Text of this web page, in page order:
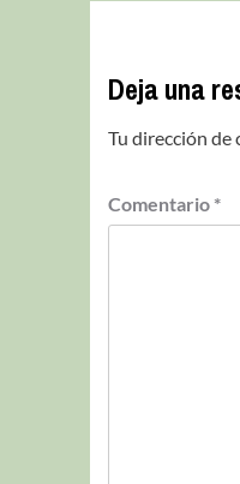
Deja una
Tu dirección de
Comentario *